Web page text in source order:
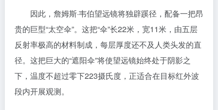
因此，詹姆斯·韦伯望远镜将独辟蹊径，配备一把昂
贵的巨型“太空伞”。这把“伞”长22米，宽11米，由五层
反射率极高的材料制成，每层厚度还不及人类头发的直
径。这把巨大的“遮阳伞”将使望远镜始终处于阴影之
下，温度不超过零下223摄氏度，正适合在目标红外波
段内开展观测。